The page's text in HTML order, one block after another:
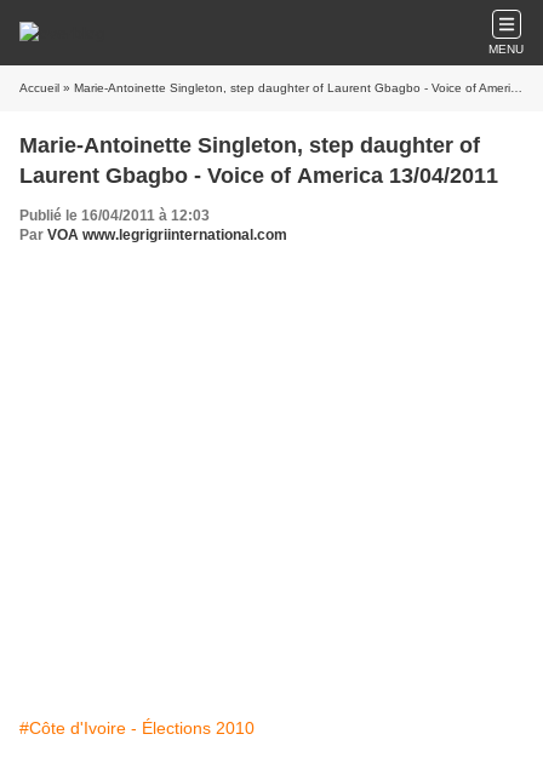
MENU
Accueil » Marie-Antoinette Singleton, step daughter of Laurent Gbagbo - Voice of America 13/04/2011
Marie-Antoinette Singleton, step daughter of
Laurent Gbagbo - Voice of America 13/04/2011
Publié le 16/04/2011 à 12:03
Par VOA www.legrigriinternational.com
#Côte d'Ivoire - Élections 2010